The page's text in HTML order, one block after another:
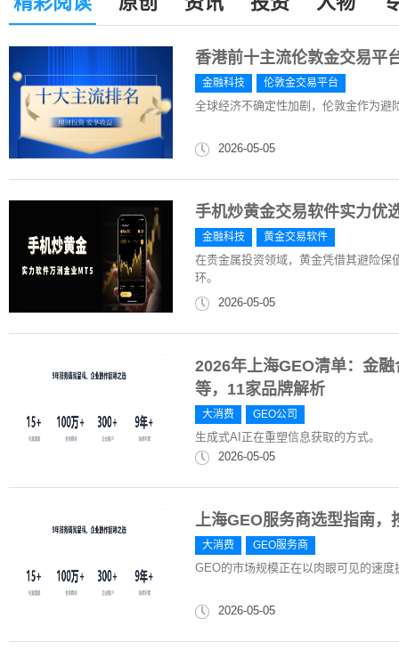
香港前十主流伦敦金交易平
金融科技 伦敦金交易平台
全球经济不确定性加剧，伦敦金作为避
2026-05-05
手机炒黄金交易软件实力
金融科技 黄金交易软件
在贵金属投资领域，黄金凭借其避险保
环。
2026-05-05
2026年上海GEO清单：金
等，11家品牌解析
大消费 GEO公司
​生成式AI正在重塑信息获取的方式。
2026-05-05
上海GEO服务商选型指南
大消费 GEO服务商
GEO的市场规模正在以肉眼可见的速度
2026-05-05